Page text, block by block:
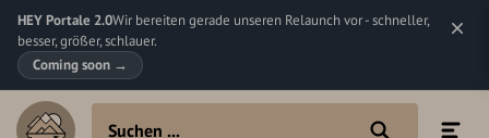
HEY Portale 2.0Wir bereiten gerade unseren Relaunch vor - schneller,
besser, größer, schlauer.
Coming soon →